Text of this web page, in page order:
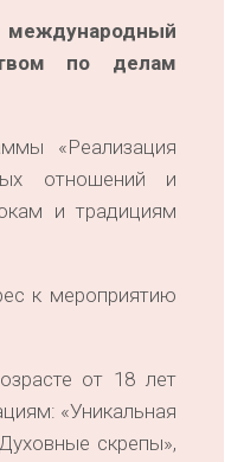
по делам
«Реализация
отношений и
и традициям
к мероприятию
от 18 лет
«Уникальная
скрепы»,